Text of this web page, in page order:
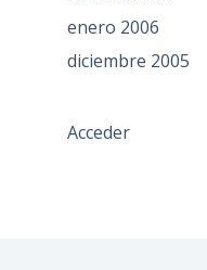
enero 2006
diciembre 2005
Acceder